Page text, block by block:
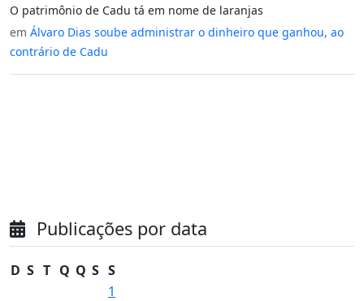
O patrimônio de Cadu tá em nome de laranjas
em Álvaro Dias soube administrar o dinheiro que ganhou, ao
contrário de Cadu
Publicações por data
D S T Q Q S S
1